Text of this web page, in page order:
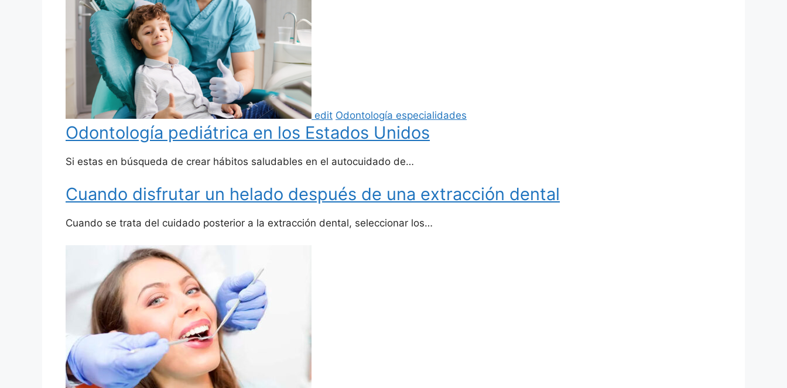
edit Odontología especialidades
Odontología pediátrica en los Estados Unidos
Si estas en búsqueda de crear hábitos saludables en el autocuidado de…
Cuando disfrutar un helado después de una extracción dental
Cuando se trata del cuidado posterior a la extracción dental, seleccionar los…